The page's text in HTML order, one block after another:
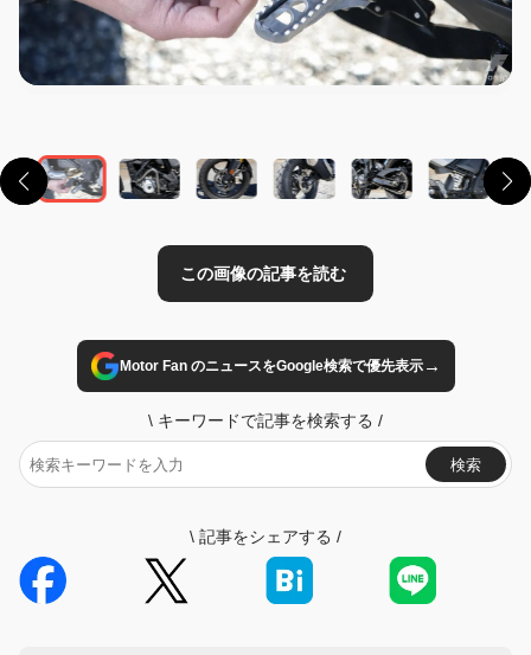
Motor Fan のニュースをGoogle検索で優先表示→
\ キーワードで記事を検索する /
検索
\ 記事をシェアする /